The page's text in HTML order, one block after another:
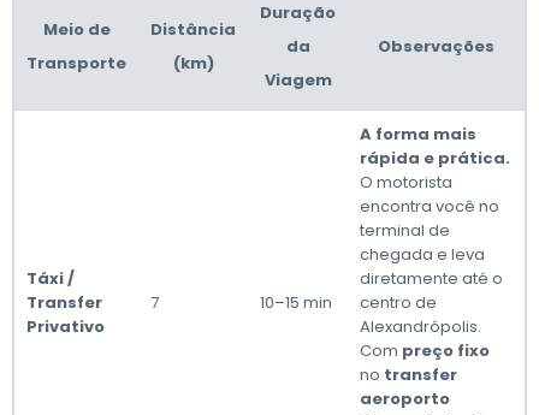
Meio de
Transporte
Distância
(km)
Duração
da
Viagem
Observações
Táxi /
Transfer
Privativo
7 10–15 min
A forma mais
rápida e prática.
O motorista
encontra você no
terminal de
chegada e leva
diretamente até o
centro de
Alexandrópolis.
Com preço fixo
no transfer
aeroporto